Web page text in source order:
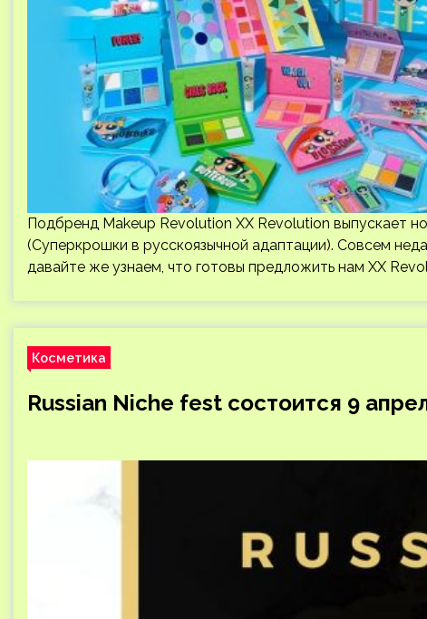
Подбренд Makeup Revolution XX Revolution выпускает
(Суперкрошки в русскоязычной адаптации). Совсем
давайте же узнаем, что готовы предложить нам XX
Косметика
Russian Niche fest состоится 9